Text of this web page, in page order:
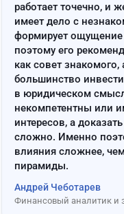
работает точечно, и
имеет дело с
формирует ощущение
поэтому его
как совет
большинство
в юридическом
некомпетентны или
интересов, а
сложно. Именно
влияния сложнее,
пирамиды.
Андрей Чеботарев
Финансовый аналитик и